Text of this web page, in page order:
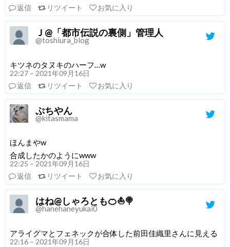
返信
リツイート お気に入り
Ｊ@「都市伝説の裏側」管理人
@toshiura_blog
キツネのタヌキのハーフ…w
22:27 – 2021年09月16日
返信
リツイート お気に入り
ぷちやん
@kitasmama
ほんまやw
合成したかのようにwww
22:25 – 2021年09月16日
返信
リツイート お気に入り
はね@しゃろとも🍊⛵🍭
@hanehaneyukai0
アライグマとフェネックが合体した前田佳織里さんに見える
22:16 – 2021年09月16日